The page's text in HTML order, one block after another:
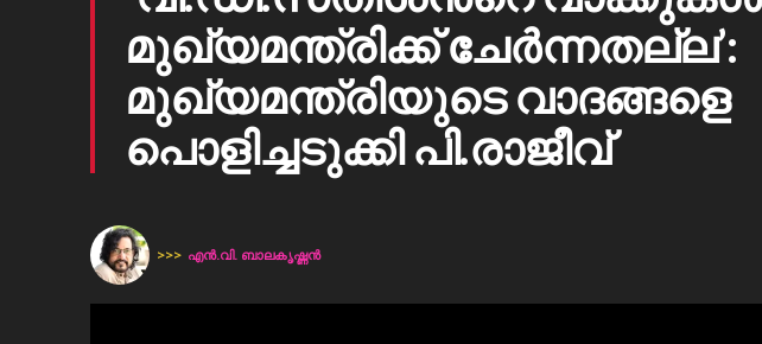
മുഖ്യമന്ത്രിക്ക് ചേർന്നതല്ല’:
മുഖ്യമന്ത്രിയുടെ വാദങ്ങളെ
പൊളിച്ചടുക്കി പി.രാജീവ്
>>> എൻ.വി. ബാലകൃഷ്ണൻ